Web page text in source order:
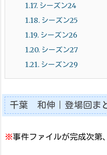
1.17. シーズン24
1.18. シーズン25
1.19. シーズン26
1.20. シーズン27
1.21. シーズン29
千葉 和伸｜登場回ま
※事件ファイルが完成次第